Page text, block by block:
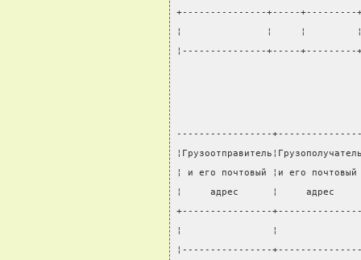
+---------------+-----
¦               ¦     ¦
¦---------------+-----
-----------------
¦ и его почтовый ¦и его почтовый
¦     адрес      ¦     адрес
+----------------
¦                ¦
¦----------------